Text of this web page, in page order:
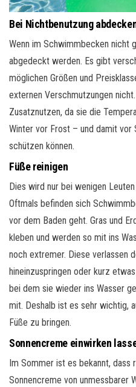
Bei Nichtbenutzung
Wenn im Schwimmbecken nicht
abgedeckt werden. Es gibt
möglichen Größen und
externen Verschmutzungen
Zusatznutzen, da sie die
Winter vor Frost – und damit vor
schützen können.
Füße reinigen
Dies wird nur bei wenigen
Oftmals befinden sich
vor dem Baden geht. Gras und
kleben und werden so mit ins
noch extremer. Diese verlassen
hineinzuspringen oder kurz
bei dem sie wieder ins Wasser
mit. Deshalb ist es sehr wichtig,
Füße zu bringen.
Sonnencreme einwirken
Im Sommer ist es bekannt,
Sonnencreme von unmessbarer